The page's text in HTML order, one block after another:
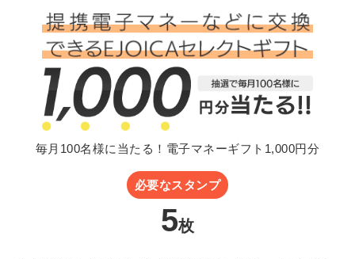
毎月100名様に当たる！電子マネーギフト1,000円分
必要なスタンプ
5枚